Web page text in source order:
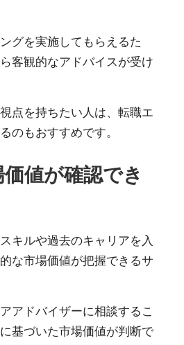
グを実施してもらえるた
客観的なアドバイスが受け
点を持ちたい人は、転職エ
のもおすすめです。
値が確認でき
キルや過去のキャリアを入
な市場価値が把握できるサ
アドバイザーに相談するこ
基づいた市場価値が判断で